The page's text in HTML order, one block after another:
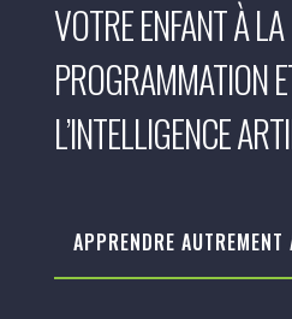
VOTRE ENFANT À LA
PROGRAMMATION
L’INTELLIGENCE
APPRENDRE